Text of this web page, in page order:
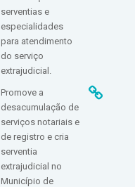
serventias e
especialidades
para atendimento
do serviço
extrajudicial.
Promove a
desacumulação de
serviços notariais e
de registro e cria
serventia
extrajudicial no
Município de